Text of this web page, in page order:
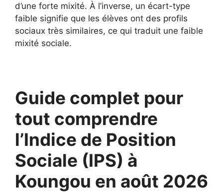
d’une forte mixité. À l’inverse, un écart-type
faible signifie que les élèves ont des profils
sociaux très similaires, ce qui traduit une faible
mixité sociale.
Guide complet pour
tout comprendre
l’Indice de Position
Sociale (IPS) à
Koungou en août 2026